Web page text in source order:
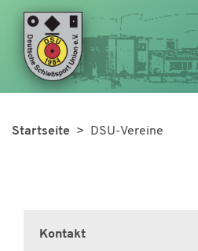
Startseite > DSU-Vereine
Kontakt